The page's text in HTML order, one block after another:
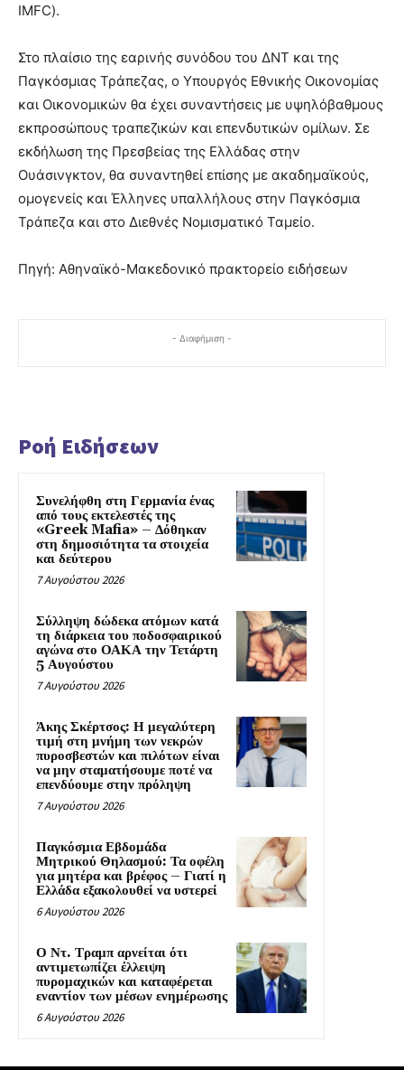
IMFC).
Στο πλαίσιο της εαρινής συνόδου του ΔΝΤ και της
Παγκόσμιας Τράπεζας, ο Υπουργός Εθνικής Οικονομίας
και Οικονομικών θα έχει συναντήσεις με υψηλόβαθμους
εκπροσώπους τραπεζικών και επενδυτικών ομίλων. Σε
εκδήλωση της Πρεσβείας της Ελλάδας στην
Ουάσινγκτον, θα συναντηθεί επίσης με ακαδημαϊκούς,
ομογενείς και Έλληνες υπαλλήλους στην Παγκόσμια
Τράπεζα και στο Διεθνές Νομισματικό Ταμείο.
Πηγή: Αθηναϊκό-Μακεδονικό πρακτορείο ειδήσεων
- Διαφήμιση -
Ροή Ειδήσεων
Συνελήφθη στη Γερμανία ένας
από τους εκτελεστές της
«Greek Mafia» – Δόθηκαν
στη δημοσιότητα τα στοιχεία
και δεύτερου
7 Αυγούστου 2026
Σύλληψη δώδεκα ατόμων κατά
τη διάρκεια του ποδοσφαιρικού
αγώνα στο ΟΑΚΑ την Τετάρτη
5 Αυγούστου
7 Αυγούστου 2026
Άκης Σκέρτσος: Η μεγαλύτερη
τιμή στη μνήμη των νεκρών
πυροσβεστών και πιλότων είναι
να μην σταματήσουμε ποτέ να
επενδύουμε στην πρόληψη
7 Αυγούστου 2026
Παγκόσμια Εβδομάδα
Μητρικού Θηλασμού: Τα οφέλη
για μητέρα και βρέφος – Γιατί η
Ελλάδα εξακολουθεί να υστερεί
6 Αυγούστου 2026
Ο Ντ. Τραμπ αρνείται ότι
αντιμετωπίζει έλλειψη
πυρομαχικών και καταφέρεται
εναντίον των μέσων ενημέρωσης
6 Αυγούστου 2026